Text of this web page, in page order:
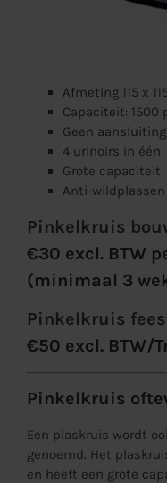
Afmeting 115 x
Capaciteit: 1500
Geen
4 urinoirs in één
Grote capaciteit
Anti-wildplassen
Pinkelkruis
€30 excl. BTW
(minimaal 3
Pinkelkruis
€50 excl. BTW/
Pinkelkruis
Een plaskruis wordt
genoemd. Het
en heeft een grote